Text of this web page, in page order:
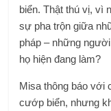
biển. Thật thú vị, vì
sự pha trộn giữa
pháp – những
họ hiện đang làm?
Misa thông báo với
cướp biển, nhưng